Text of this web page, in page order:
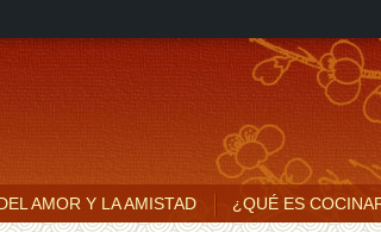
AMOR Y LA AMISTAD ¿QUÉ ES